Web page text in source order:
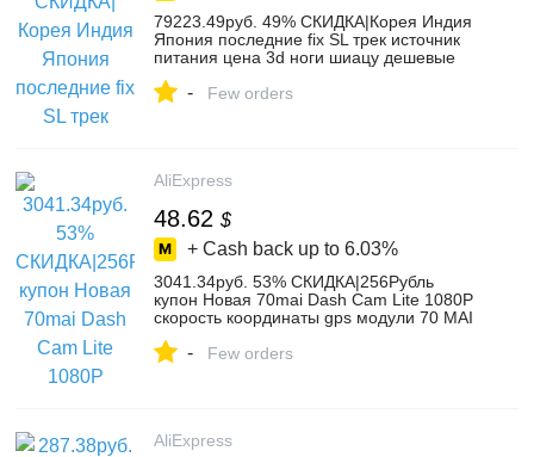
79223.49руб. 49% СКИДКА|Корея Индия
Япония последние fix SL трек источник
питания цена 3d ноги шиацу дешевые
всего тела Массажное Кресло-in
- Few orders
AliExpress
48.62 $
+ Cash back up to 6.03%
3041.34руб. 53% СКИДКА|256Рубль
купон Новая 70mai Dash Cam Lite 1080P
скорость координаты gps модули 70 MAI
24H монитор парковки 70mai Lite
- Few orders
AliExpress